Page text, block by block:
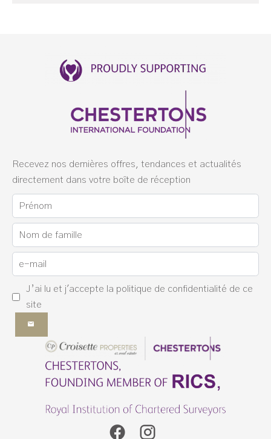
Recevez nos dernières offres, tendances et actualités
directement dans votre boîte de réception
J’ai lu et j'accepte la politique de confidentialité de ce
site